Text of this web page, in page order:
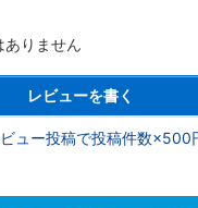
ありません
レビューを書く
ュー投稿で投稿件数×500